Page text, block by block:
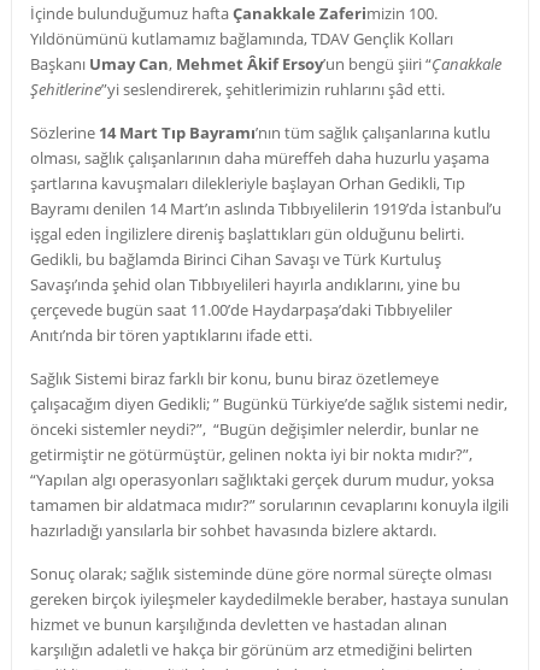
İçinde bulunduğumuz haftaÇanakkale Zaferimizin 100.
Yıldönümünü kutlamamız bağlamında, TDAV Gençlik Kolları
Başkanı Umay Can, Mehmet Âkif Ersoy’un bengü şiiri “Çanakkale
Şehitlerine”yi seslendirerek, şehitlerimizin ruhlarını şâd etti.
Sözlerine 14 Mart Tıp Bayramı’nın tüm sağlık çalışanlarına kutlu
olması, sağlık çalışanlarının daha müreffeh daha huzurlu yaşama
şartlarına kavuşmaları dilekleriyle başlayan Orhan Gedikli, Tıp
Bayramı denilen 14 Mart’ın aslında Tıbbıyelilerin 1919’da İstanbul’u
işgal eden İngilizlere direniş başlattıkları gün olduğunu belirti.
Gedikli, bu bağlamda Birinci Cihan Savaşı ve Türk Kurtuluş
Savaşı’ında şehid olan Tıbbıyelileri hayırla andıklarını, yine bu
çerçevede bugün saat 11.00’de Haydarpaşa’daki Tıbbıyeliler
Anıtı’nda bir tören yaptıklarını ifade etti.
Sağlık Sistemi biraz farklı bir konu, bunu biraz özetlemeye
çalışacağım diyen Gedikli; ” Bugünkü Türkiye’de sağlık sistemi nedir,
önceki sistemler neydi?”, “Bugün değişimler nelerdir, bunlar ne
getirmiştir ne götürmüştür, gelinen nokta iyi bir nokta mıdır?”,
“Yapılan algı operasyonları sağlıktaki gerçek durum mudur, yoksa
tamamen bir aldatmaca mıdır?” sorularının cevaplarını konuyla ilgili
hazırladığı yansılarla bir sohbet havasında bizlere aktardı.
Sonuç olarak; sağlık sisteminde düne göre normal süreçte olması
gereken birçok iyileşmeler kaydedilmekle beraber, hastaya sunulan
hizmet ve bunun karşılığında devletten ve hastadan alınan
karşılığın adaletli ve hakça bir görünüm arz etmediğini belirten